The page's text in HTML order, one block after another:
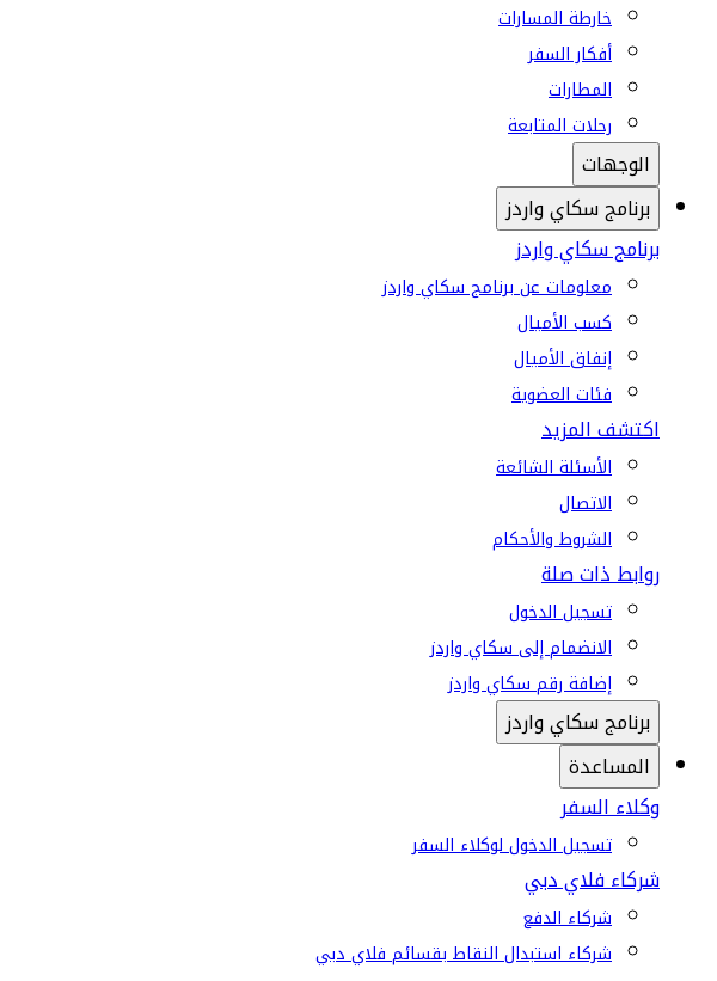
خارطة المسارات
أفكار السفر
المطارات
رحلات المتابعة
الوجهات
برنامج سكاي واردز
برنامج سكاي واردز
معلومات عن برنامج سكاي واردز
كسب الأميال
إنفاق الأميال
فئات العضوية
اكتشف المزيد
الأسئلة الشائعة
الاتصال
الشروط والأحكام
روابط ذات صلة
تسجيل الدخول
الانضمام إلى سكاي واردز
إضافة رقم سكاي واردز
برنامج سكاي واردز
المساعدة
وكلاء السفر
تسجيل الدخول لوكلاء السفر
شركاء فلاي دبي
شركاء الدفع
شركاء استبدال النقاط بقسائم فلاي دبي